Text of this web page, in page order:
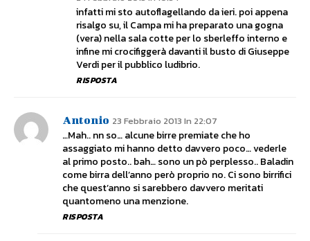
infatti mi sto autoflagellando da ieri. poi appena
risalgo su, il Campa mi ha preparato una gogna
(vera) nella sala cotte per lo sberleffo interno e
infine mi crocifiggerà davanti il busto di Giuseppe
Verdi per il pubblico ludibrio.
RISPOSTA
Antonio 23 Febbraio 2013 In 22:07
…Mah.. nn so… alcune birre premiate che ho
assaggiato mi hanno detto davvero poco… vederle
al primo posto.. bah… sono un pò perplesso.. Baladin
come birra dell’anno però proprio no. Ci sono birrifici
che quest’anno si sarebbero davvero meritati
quantomeno una menzione.
RISPOSTA